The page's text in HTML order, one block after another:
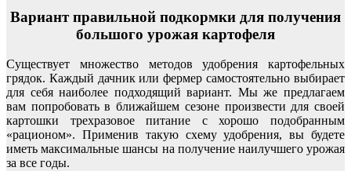
Вариант правильной подкормки для получения
большого урожая картофеля
Существует множество методов удобрения картофельных
грядок. Каждый дачник или фермер самостоятельно выбирает
для себя наиболее подходящий вариант. Мы же предлагаем
вам попробовать в ближайшем сезоне произвести для своей
картошки трехразовое питание с хорошо подобранным
«рационом». Применив такую схему удобрения, вы будете
иметь максимальные шансы на получение наилучшего урожая
за все годы.